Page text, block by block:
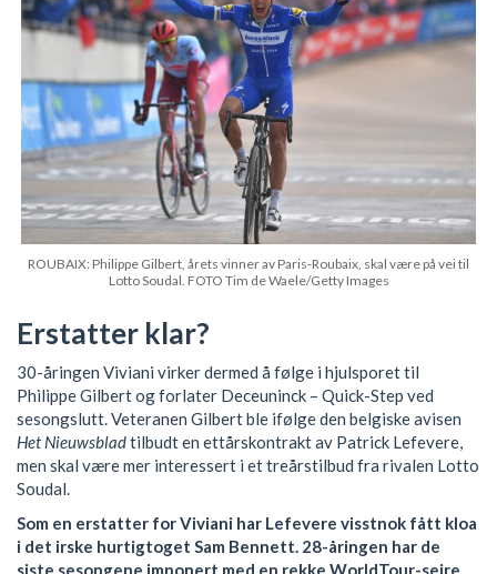
ROUBAIX: Philippe Gilbert, årets vinner av Paris-Roubaix, skal være på vei til
Lotto Soudal. FOTO Tim de Waele/Getty Images
Erstatter klar?
30-åringen Viviani virker dermed å følge i hjulsporet til
Philippe Gilbert og forlater Deceuninck – Quick-Step ved
sesongslutt. Veteranen Gilbert ble ifølge den belgiske avisen
Het Nieuwsbladtilbudt en ettårskontrakt av Patrick Lefevere,
men skal være mer interessert i et treårstilbud fra rivalen Lotto
Soudal.
Som en erstatter for Viviani har Lefevere visstnok fått kloa
i det irske hurtigtoget Sam Bennett. 28-åringen har de
siste sesongene imponert med en rekke WorldTour-seire,